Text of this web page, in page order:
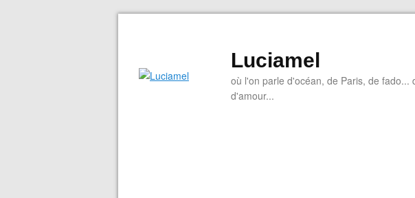
Luciamel
où l'on parle d'océan, de Paris, de
d'amour...